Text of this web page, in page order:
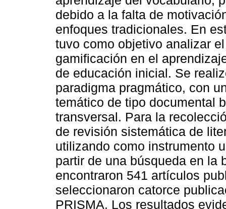
debido a la falta de
enfoques tradicionales. En
tuvo como objetivo analizar
gamificación en el
de educación inicial. Se
paradigma pragmático, con
temático de tipo documental
transversal. Para la
de revisión sistemática de
utilizando como instrumento
partir de una búsqueda en la
encontraron 541 artículos
seleccionaron catorce
PRISMA. Los resultados